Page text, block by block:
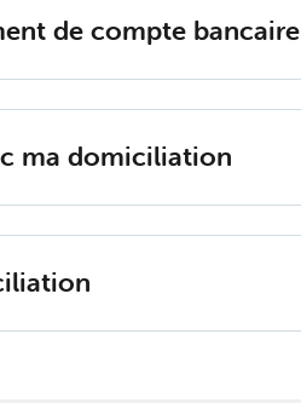
de compte ban­caire
ma do­mi­ci­lia­tion